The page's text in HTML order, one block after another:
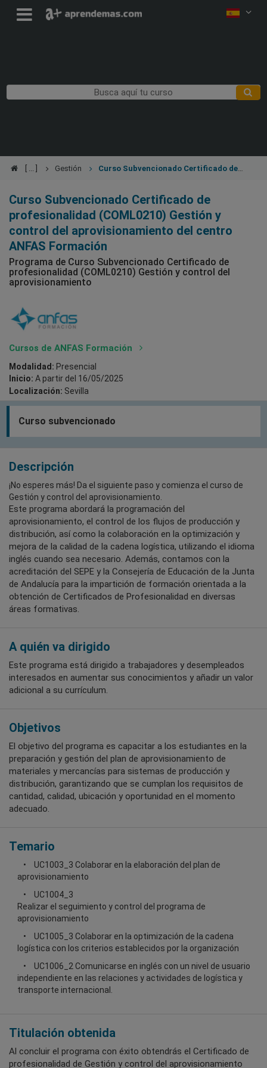
Gestión
Curso Subvencionado Certificado de
profesionalidad (COML0210) Gestión y
control del aprovisionamiento del centro
ANFAS Formación
Programa de Curso Subvencionado Certificado de
profesionalidad (COML0210) Gestión y control del
aprovisionamiento
Cursos de ANFAS Formación
Modalidad: Presencial
Inicio: A partir del 16/05/2025
Localización: Sevilla
Curso subvencionado
Descripción
¡No esperes más! Da el siguiente paso y comienza el curso de
Gestión y control del aprovisionamiento.
Este programa abordará la programación del
aprovisionamiento, el control de los flujos de producción y
distribución, así como la colaboración en la optimización y
mejora de la calidad de la cadena logística, utilizando el idioma
inglés cuando sea necesario. Además, contamos con la
acreditación del SEPE y la Consejería de Educación de la Junta
de Andalucía para la impartición de formación orientada a la
obtención de Certificados de Profesionalidad en diversas
áreas formativas.
A quién va dirigido
Este programa está dirigido a trabajadores y desempleados
interesados en aumentar sus conocimientos y añadir un valor
adicional a su currículum.
Objetivos
El objetivo del programa es capacitar a los estudiantes en la
preparación y gestión del plan de aprovisionamiento de
materiales y mercancías para sistemas de producción y
distribución, garantizando que se cumplan los requisitos de
cantidad, calidad, ubicación y oportunidad en el momento
adecuado.
Temario
UC1003_3 Colaborar en la elaboración del plan de
aprovisionamiento
UC1004_3
Realizar el seguimiento y control del programa de
aprovisionamiento
UC1005_3 Colaborar en la optimización de la cadena
logística con los criterios establecidos por la organización
UC1006_2 Comunicarse en inglés con un nivel de usuario
independiente en las relaciones y actividades de logística y
transporte internacional.
Titulación obtenida
Al concluir el programa con éxito obtendrás el Certificado de
profesionalidad de Gestión y control del aprovisionamiento